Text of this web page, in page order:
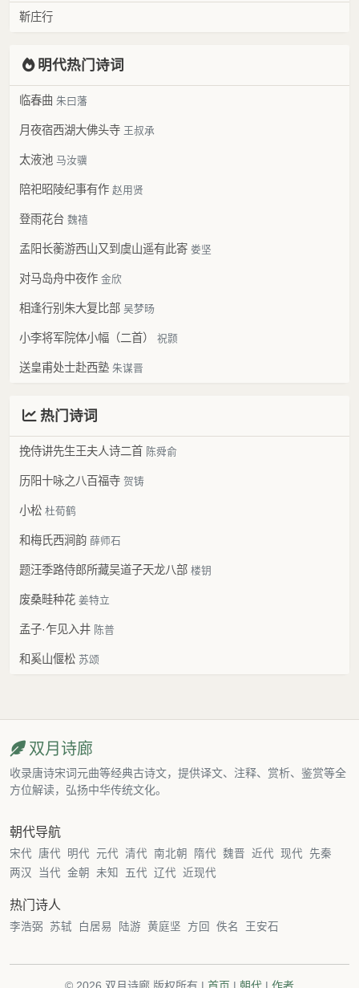
靳庄行
明代热门诗词
临春曲 朱曰藩
月夜宿西湖大佛头寺 王叔承
太液池 马汝骥
陪祀昭陵纪事有作 赵用贤
登雨花台 魏禧
孟阳长蘅游西山又到虞山遥有此寄 娄坚
对马岛舟中夜作 金欣
相逢行别朱大复比部 吴梦旸
小李将军院体小幅（二首） 祝颢
送皇甫处士赴西塾 朱谋晋
热门诗词
挽侍讲先生王夫人诗二首 陈舜俞
历阳十咏之八百福寺 贺铸
小松 杜荀鹤
和梅氏西涧韵 薛师石
题汪季路侍郎所藏吴道子天龙八部 楼钥
废桑畦种花 姜特立
孟子·乍见入井 陈普
和奚山偃松 苏颂
双月诗廊
收录唐诗宋词元曲等经典古诗文，提供译文、注释、赏析、鉴赏等全
方位解读，弘扬中华传统文化。
朝代导航
宋代 唐代 明代 元代 清代 南北朝 隋代 魏晋 近代 现代 先秦
两汉
当代 金朝 未知 五代 辽代 近现代
热门诗人
李浩弼 苏轼 白居易 陆游 黄庭坚 方回 佚名 王安石